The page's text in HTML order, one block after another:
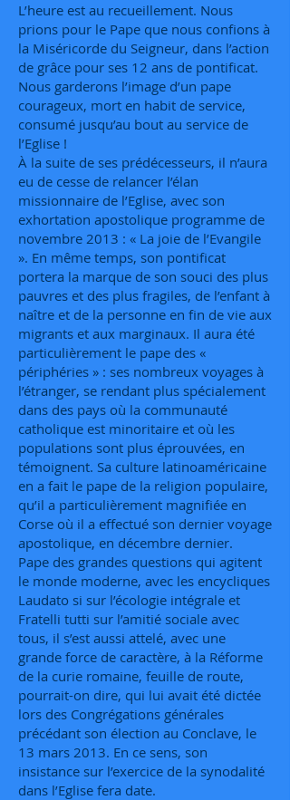
L’heure est au recueillement. Nous
prions pour le Pape que nous confions à
la Miséricorde du Seigneur, dans l’action
de grâce pour ses 12 ans de pontificat.
Nous garderons l’image d’un pape
courageux, mort en habit de service,
consumé jusqu’au bout au service de
l’Eglise !
À la suite de ses prédécesseurs, il n’aura
eu de cesse de relancer l’élan
missionnaire de l’Eglise, avec son
exhortation apostolique programme de
novembre 2013 : « La joie de l’Evangile
». En même temps, son pontificat
portera la marque de son souci des plus
pauvres et des plus fragiles, de l’enfant à
naître et de la personne en fin de vie aux
migrants et aux marginaux. Il aura été
particulièrement le pape des «
périphéries » : ses nombreux voyages à
l’étranger, se rendant plus spécialement
dans des pays où la communauté
catholique est minoritaire et où les
populations sont plus éprouvées, en
témoignent. Sa culture latinoaméricaine
en a fait le pape de la religion populaire,
qu’il a particulièrement magnifiée en
Corse où il a effectué son dernier voyage
apostolique, en décembre dernier.
Pape des grandes questions qui agitent
le monde moderne, avec les encycliques
Laudato si sur l’écologie intégrale et
Fratelli tutti sur l’amitié sociale avec
tous, il s’est aussi attelé, avec une
grande force de caractère, à la Réforme
de la curie romaine, feuille de route,
pourrait-on dire, qui lui avait été dictée
lors des Congrégations générales
précédant son élection au Conclave, le
13 mars 2013. En ce sens, son
insistance sur l’exercice de la synodalité
dans l’Eglise fera date.